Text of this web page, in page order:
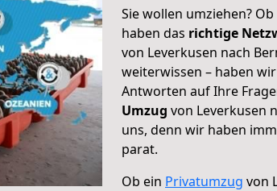
Sie wollen umziehen?
haben das richtige
von Leverkusen nach
weiterwissen – haben
Antworten auf Ihre
Umzug von Leverkusen
uns, denn wir haben
parat.
Ob ein Privatumzug von